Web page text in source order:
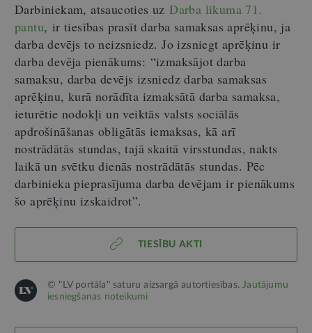
Darbiniekam, atsaucoties uz Darba likuma 71.
pantu, ir tiesības prasīt darba samaksas aprēķinu, ja
darba devējs to neizsniedz. Jo izsniegt aprēķinu ir
darba devēja pienākums: “izmaksājot darba
samaksu, darba devējs izsniedz darba samaksas
aprēķinu, kurā norādīta izmaksātā darba samaksa,
ieturētie nodokļi un veiktās valsts sociālās
apdrošināšanas obligātās iemaksas, kā arī
nostrādātās stundas, tajā skaitā virsstundas, nakts
laikā un svētku dienās nostrādātās stundas. Pēc
darbinieka pieprasījuma darba devējam ir pienākums
šo aprēķinu izskaidrot”.
TIESĪBU AKTI
© "LV portāla" saturu aizsargā autortiesības.Jautājumu
iesniegšanas noteikumi